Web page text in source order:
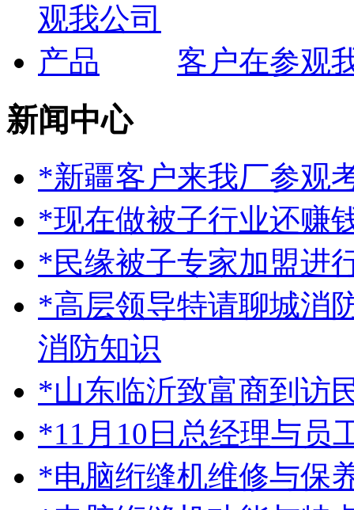
客户在参观
新闻中心
*新疆客户来我厂参观
*现在做被子行业还赚
*民缘被子专家加盟进
*高层领导特请聊城消
消防知识
*山东临沂致富商到访
*11月10日总经理与员
*电脑绗缝机维修与保